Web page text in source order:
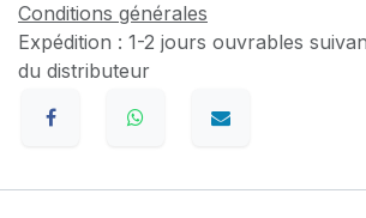
Conditions générales
Expédition : 1-2 jours ouvrables
du distributeur